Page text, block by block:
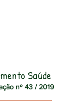
Saúde
nº 43 / 2019